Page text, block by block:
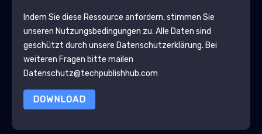
Indem Sie diese Ressource anfordern, stimmen Sie
unseren Nutzungsbedingungen zu. Alle Daten sind
geschützt durch unsere Datenschutzerklärung. Bei
weiteren Fragen bitte mailen
Datenschutz@techpublishhub.com
DOWNLOAD